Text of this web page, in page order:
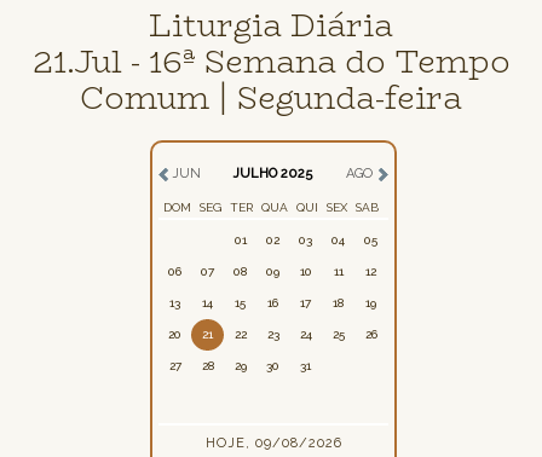
Liturgia Diária
21.Jul - 16ª Semana do Tempo
Comum | Segunda-feira
JUN JULHO 2025 AGO
DOM SEG TER QUA QUI SEX SAB
01 02 03 04 05
06 07 08 09 10 11 12
13 14 15 16 17 18 19
20 21 22 23 24 25 26
27 28 29 30 31
HOJE, 09/08/2026